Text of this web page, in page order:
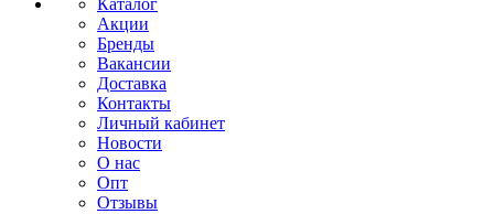
Акции
Бренды
Вакансии
Доставка
Контакты
Личный кабинет
Новости
О нас
Опт
Отзывы